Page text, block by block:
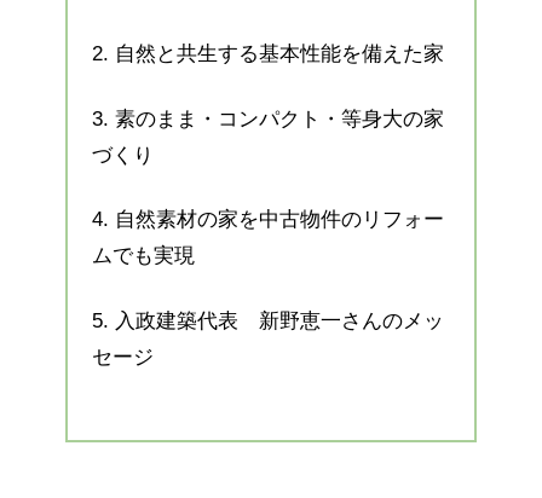
2. 自然と共生する基本性能を備えた家
3. 素のまま・コンパクト・等身大の家
づくり
4. 自然素材の家を中古物件のリフォー
ムでも実現
5. 入政建築代表 新野恵一さんのメッ
セージ